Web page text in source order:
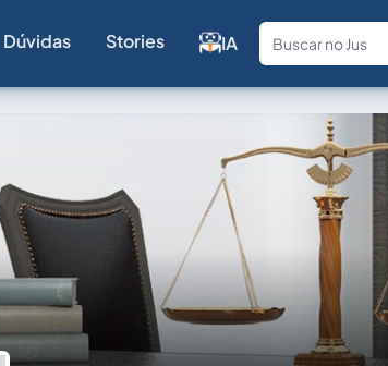
Dúvidas Stories IA